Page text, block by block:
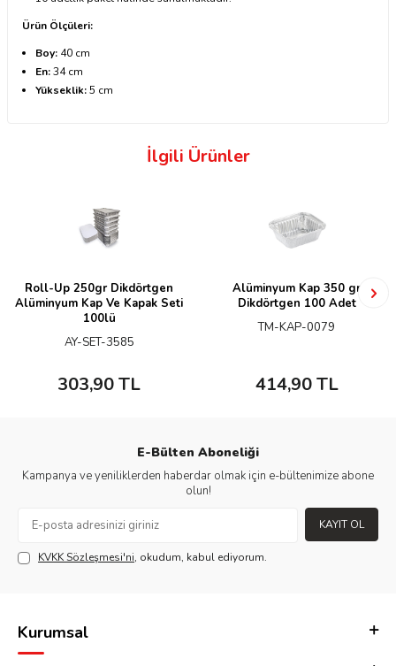
Ürün Ölçüleri:
Boy: 40 cm
En:34 cm
Yükseklik:5 cm
İlgili Ürünler
Roll-Up 250gr Dikdörtgen
Alüminyum Kap Ve Kapak Seti
100lü
AY-SET-3585
303,90TL
Alüminyum Kap 350 gr
Dikdörtgen 100 Adet
TM-KAP-0079
414,90TL
E-Bülten Aboneliği
Kampanya ve yeniliklerden haberdar olmak için e-bültenimize abone
olun!
KAYIT OL
KVKK Sözleşmesi'ni, okudum, kabul ediyorum.
Kurumsal